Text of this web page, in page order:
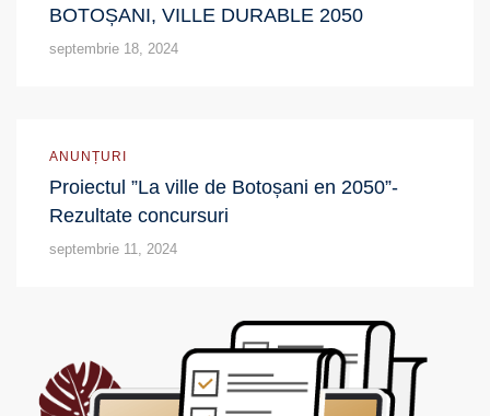
BOTOȘANI, VILLE DURABLE 2050
septembrie 18, 2024
ANUNȚURI
Proiectul ”La ville de Botoșani en 2050”-
Rezultate concursuri
septembrie 11, 2024